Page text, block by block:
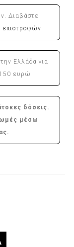
Διαβάστε
επιστροφών
Ελλάδα για
ευρώ
δόσεις.
μέσω